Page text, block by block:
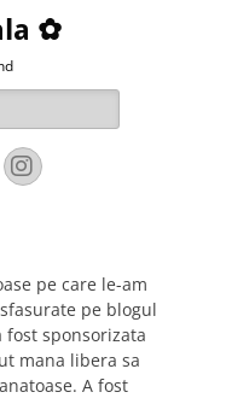
✿
Instagram
pe care le-am
pe blogul
fost sponsorizata
mana libera sa
A fost